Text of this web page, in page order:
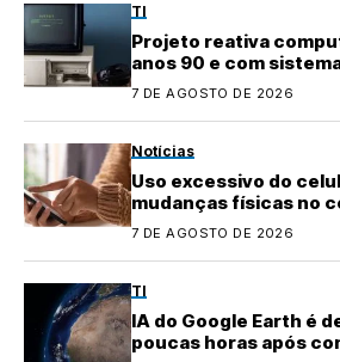
TI
Projeto reativa
anos 90 e com
quase perdido
7 DE AGOSTO DE 2026
Notícias
Uso excessivo do
mudanças físicas no
7 DE AGOSTO DE 2026
TI
IA do Google Earth é
poucas horas após